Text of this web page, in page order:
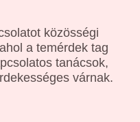
közösségi
a temérdek tag
tanácsok,
várnak.